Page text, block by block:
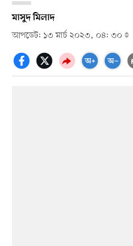
মাসুদ মিলাদ
আপডেট: ১৩ মার্চ ২০২৩, ০৪: ৩০